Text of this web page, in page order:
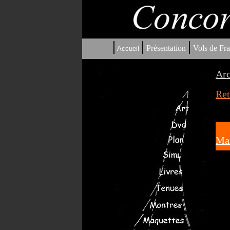
| Accueil | Présentation | Vols de